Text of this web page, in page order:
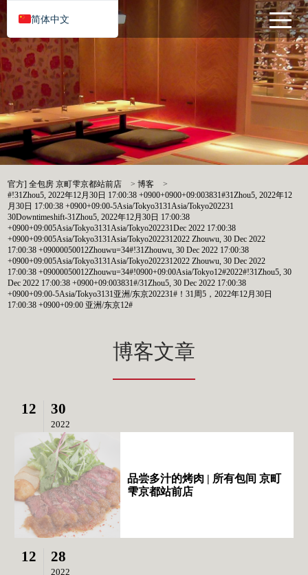
官方] 全包房 京町雫京都站前店 >博客
>
#!31Zhou5, 2022年12月30日 17:00:38 +0900+0900+09:003831#31Zhou5, 2022年12
月30日 17:00:38 +0900+09:00-5Asia/Tokyo3131Asia/Tokyo202231
30Downtimeshift-31Zhou5, 2022年12月30日 17:00:38
+0900+09:005Asia/Tokyo3131Asia/Tokyo202231Dec 2022 17:00:38
+0900+09:005Asia/Tokyo3131Asia/Tokyo2022312022 Zhouwu, 30 Dec 2022
17:00:38 +09000050012Zhouwu=34#!31Zhouwu, 30 Dec 2022 17:00:38
+0900+09:005Asia/Tokyo3131Asia/Tokyo2022312022 Zhouwu, 30 Dec 2022
17:00:38 +09000050012Zhouwu=34#!0900+09:00Asia/Tokyo12#2022#!31Zhou5, 30
Dec 2022 17:00:38 +0900+09:003831#/31Zhou5, 30 Dec 2022 17:00:38
+0900+09:00-5Asia/Tokyo3131亚洲/东京202231#！31周5，2022年12月30日
17:00:38 +0900+09:00 亚洲/东京12#
博客文章
12 30
2022
品尝多汁的烤肉 | 所有包间 京町
雫京都站前店
12 28
2022
简体中文